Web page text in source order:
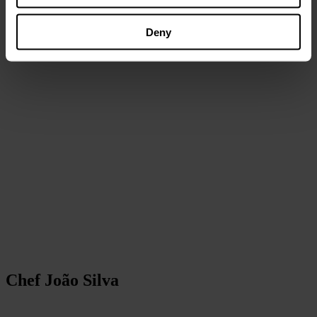
Deny
Chef João Silva